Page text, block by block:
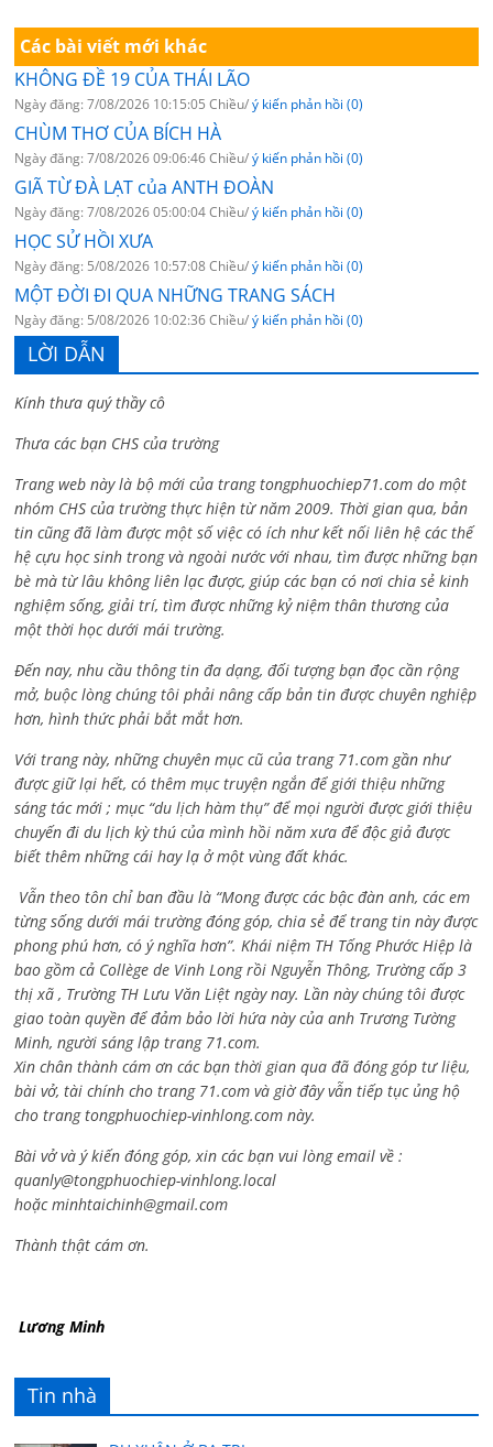
Các bài viết mới khác
KHÔNG ĐỀ 19 CỦA THÁI LÃO
Ngày đăng: 7/08/2026 10:15:05 Chiều/ý kiến phản hồi (0)
CHÙM THƠ CỦA BÍCH HÀ
Ngày đăng: 7/08/2026 09:06:46 Chiều/ý kiến phản hồi (0)
GIÃ TỪ ĐÀ LẠT của ANTH ĐOÀN
Ngày đăng: 7/08/2026 05:00:04 Chiều/ý kiến phản hồi (0)
HỌC SỬ HỒI XƯA
Ngày đăng: 5/08/2026 10:57:08 Chiều/ý kiến phản hồi (0)
MỘT ĐỜI ĐI QUA NHỮNG TRANG SÁCH
Ngày đăng: 5/08/2026 10:02:36 Chiều/ý kiến phản hồi (0)
LỜI DẪN
Kính thưa quý thầy cô
Thưa các bạn CHS của trường
Trang web này là bộ mới của trang tongphuochiep71.com do một
nhóm CHS của trường thực hiện từ năm 2009. Thời gian qua, bản
tin cũng đã làm được một số việc có ích như kết nối liên hệ các thế
hệ cựu học sinh trong và ngoài nước với nhau, tìm được những bạn
bè mà từ lâu không liên lạc được, giúp các bạn có nơi chia sẻ kinh
nghiệm sống, giải trí, tìm được những kỷ niệm thân thương của
một thời học dưới mái trường.
Đến nay, nhu cầu thông tin đa dạng, đối tượng bạn đọc cần rộng
mở, buộc lòng chúng tôi phải nâng cấp bản tin được chuyên nghiệp
hơn, hình thức phải bắt mắt hơn.
Với trang này, những chuyên mục cũ của trang 71.com gần như
được giữ lại hết, có thêm mục truyện ngắn để giới thiệu những
sáng tác mới ; mục “du lịch hàm thụ” để mọi người được giới thiệu
chuyến đi du lịch kỳ thú của mình hồi năm xưa để độc giả được
biết thêm những cái hay lạ ở một vùng đất khác.
Vẫn theo tôn chỉ ban đầu là “Mong được các bậc đàn anh, các em
từng sống dưới mái trường đóng góp, chia sẻ để trang tin này được
phong phú hơn, có ý nghĩa hơn”. Khái niệm TH Tống Phước Hiệp là
bao gồm cả Collège de Vinh Long rồi Nguyễn Thông, Trường cấp 3
thị xã , Trường TH Lưu Văn Liệt ngày nay. Lần này chúng tôi được
giao toàn quyền để đảm bảo lời hứa này của anh Trương Tường
Minh, người sáng lập trang 71.com.
Xin chân thành cám ơn các bạn thời gian qua đã đóng góp tư liệu,
bài vở, tài chính cho trang 71.com và giờ đây vẫn tiếp tục ủng hộ
cho trang tongphuochiep-vinhlong.com này.
Bài vở và ý kiến đóng góp, xin các bạn vui lòng email về :
quanly@tongphuochiep-vinhlong.local
hoặcminhtaichinh@gmail.com
Thành thật cám ơn.
Lương Minh
Tin nhà